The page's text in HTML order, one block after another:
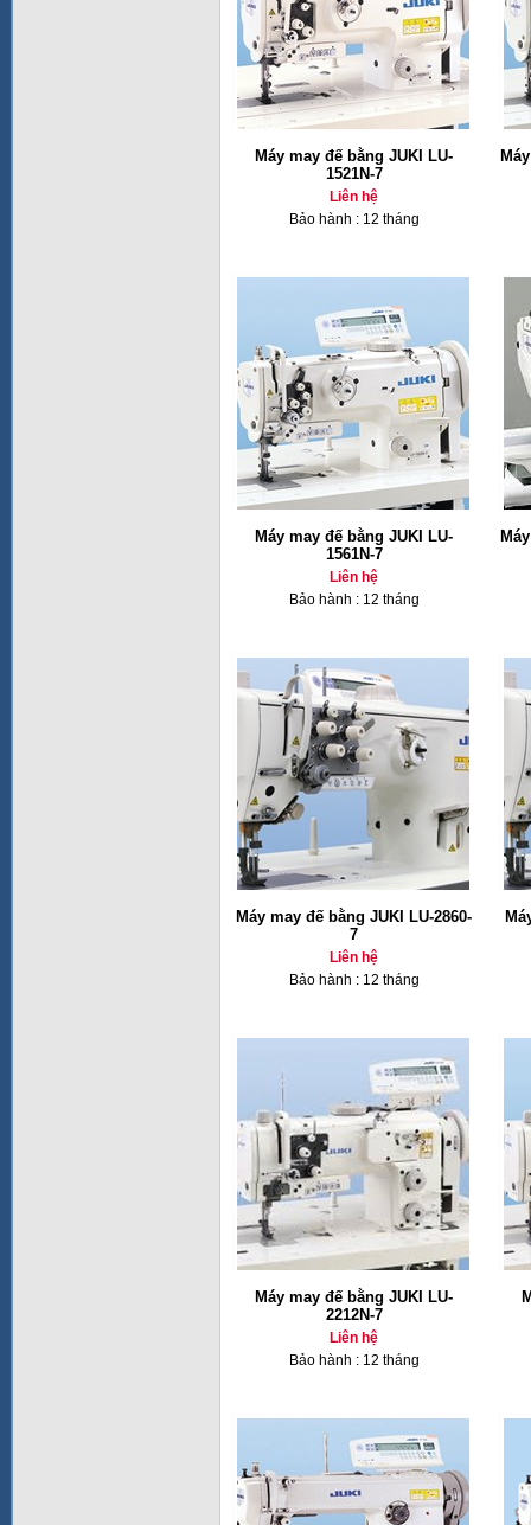
Máy may đế bằng JUKI LU-
1521N-7
Liên hệ
Bảo hành : 12 tháng
Máy may đế bằng JUKI LU-
1561N-7
Liên hệ
Bảo hành : 12 tháng
Máy may đế bằng JUKI LU-2860-
7
Liên hệ
Bảo hành : 12 tháng
Máy may đế bằng JUKI LU-
2212N-7
Liên hệ
Bảo hành : 12 tháng